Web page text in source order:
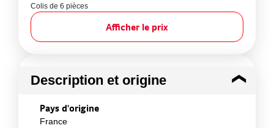
Colis de 6 pièces
Afficher le prix
Description et origine
Pays d'origine
France